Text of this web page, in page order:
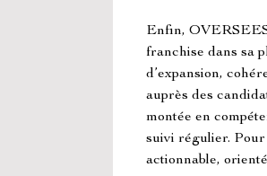
Enfin,
franchise dans sa
d’expansion,
auprès des
montée en
suivi régulier. Pour
actionnable,